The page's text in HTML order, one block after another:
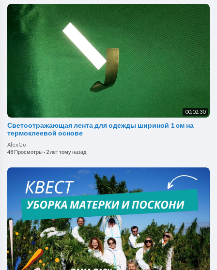
00:02:30
Светоотражающая лента для одежды шириной 1 см на
термоклеевой основе
AlexGo
48 Просмотры· 2 лет тому назад